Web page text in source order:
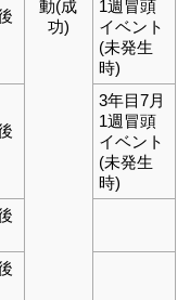
動(成
功)
1週冒頭
イベント
(未発生
時)
3年目7月
1週冒頭
イベント
(未発生
時)